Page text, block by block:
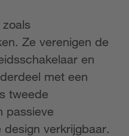
Ze verenigen de
en
met een
tweede
passieve
verkrijgbaar.